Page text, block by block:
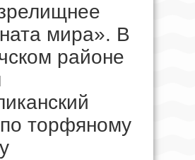
мира». В
районе
торфяному